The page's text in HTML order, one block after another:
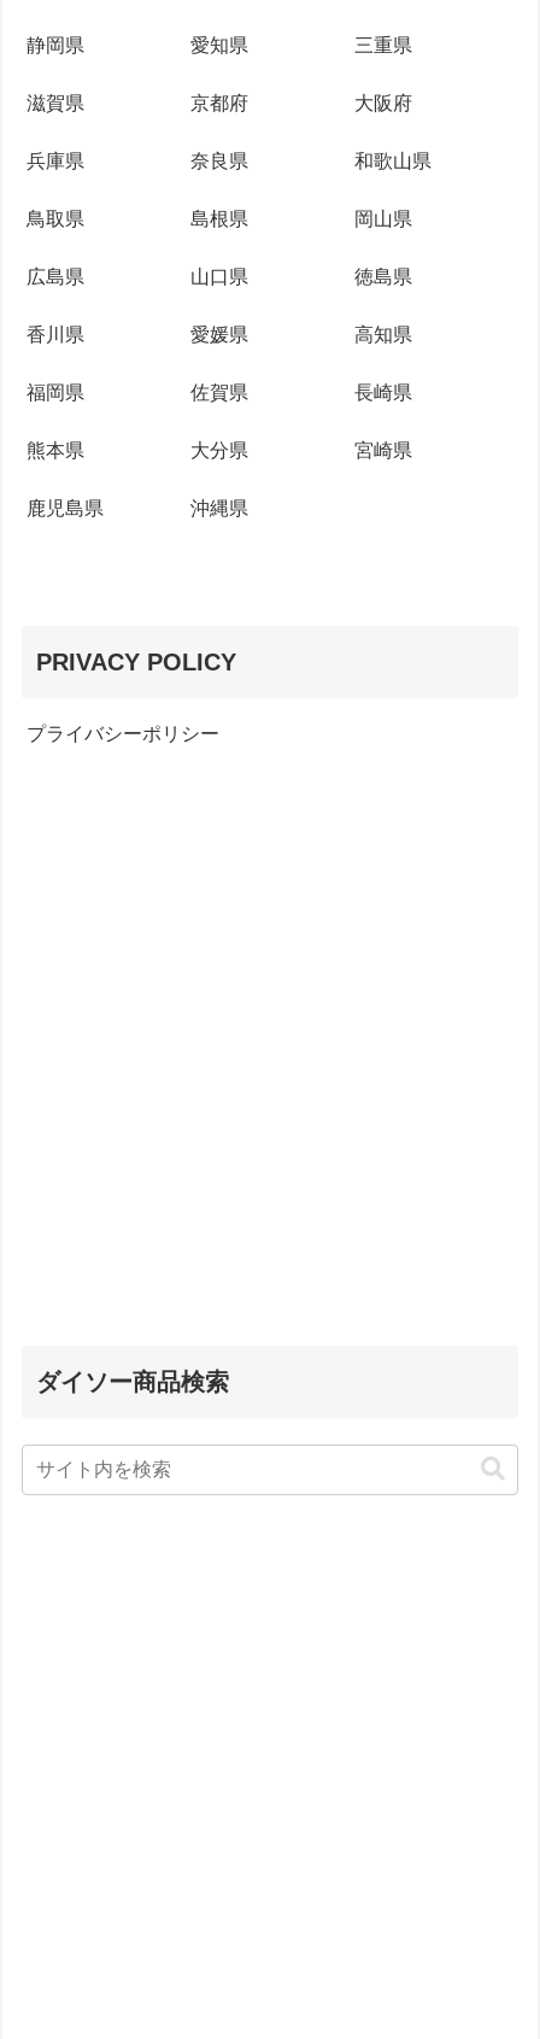
静岡県 愛知県 三重県
滋賀県 京都府 大阪府
兵庫県 奈良県 和歌山県
鳥取県 島根県 岡山県
広島県 山口県 徳島県
香川県 愛媛県 高知県
福岡県 佐賀県 長崎県
熊本県 大分県 宮崎県
鹿児島県 沖縄県
PRIVACY POLICY
プライバシーポリシー
ダイソー商品検索